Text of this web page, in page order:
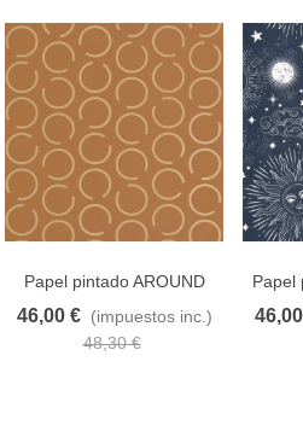
Añadir al carrito A lista de deseos
Papel pintado AROUND
THE CLOCK 102902024
46,00 € (impuestos inc.)
48,30 €
Añadir
Papel